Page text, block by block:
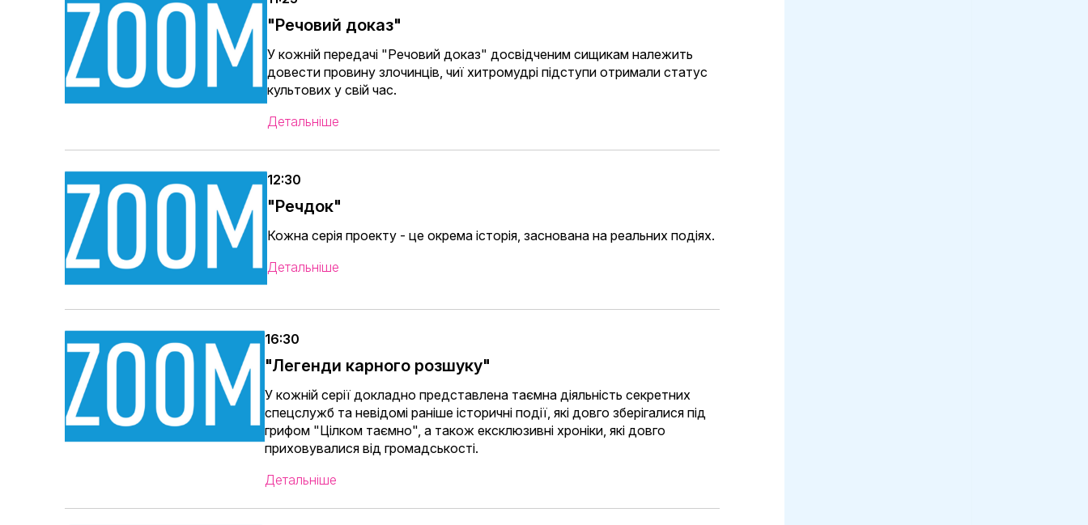
"Речовий доказ"
У кожній передачі "Речовий доказ" досвідченим сищикам належить
довести провину злочинців, чиї хитромудрі підступи отримали статус
культових у свій час.
Детальніше
12:30
"Речдок"
Кожна серія проекту - це окрема історія, заснована на реальних подіях.
Детальніше
16:30
"Легенди карного розшуку"
У кожній серії докладно представлена ​​таємна діяльність секретних
спецслужб та невідомі раніше історичні події, які довго зберігалися під
грифом "Цілком таємно", а також ексклюзивні хроніки, які довго
приховувалися від громадськості.
Детальніше